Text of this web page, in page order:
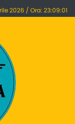
2026 / Ora: 23:09:01